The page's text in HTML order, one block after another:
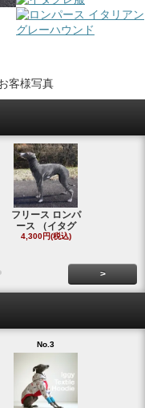
客様写真
フリース ロンパ
ース （イタグ
4,300円(税込)
>
No.3